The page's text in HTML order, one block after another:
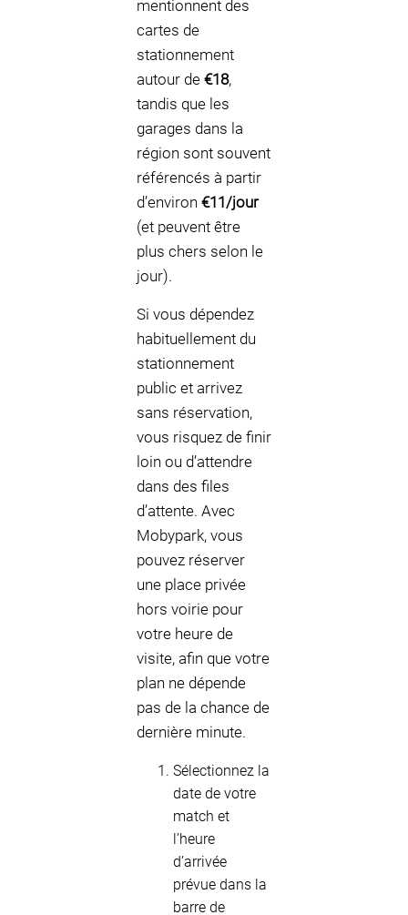
mentionnent des
cartes de
stationnement
autour de €18,
tandis que les
garages dans la
région sont souvent
référencés à partir
d’environ €11/jour
(et peuvent être
plus chers selon le
jour).
Si vous dépendez
habituellement du
stationnement
public et arrivez
sans réservation,
vous risquez de finir
loin ou d’attendre
dans des files
d’attente. Avec
Mobypark, vous
pouvez réserver
une place privée
hors voirie pour
votre heure de
visite, afin que votre
plan ne dépende
pas de la chance de
dernière minute.
Sélectionnez la
date de votre
match et
l’heure
d’arrivée
prévue dans la
barre de